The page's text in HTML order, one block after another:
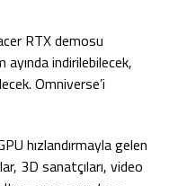
RTX demosu
ayında indirilebilecek,
Omniverse’i
hızlandırmayla gelen
3D sanatçıları, video